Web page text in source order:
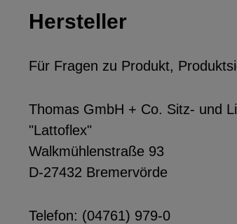
Hersteller
Für Fragen zu Produkt,
Thomas GmbH + Co. Sitz- und
"Lattoflex"
Walkmühlenstraße 93
D-27432 Bremervörde
Telefon: (04761) 979-0